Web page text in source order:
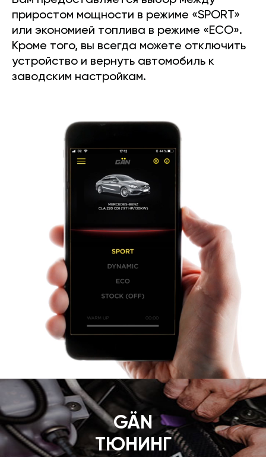
приростом мощности в режиме «SPORT»
или экономией топлива в режиме «ECO».
Кроме того, вы всегда можете отключить
устройство и вернуть автомобиль к
заводским настройкам.
GÄN
ТЮНИНГ